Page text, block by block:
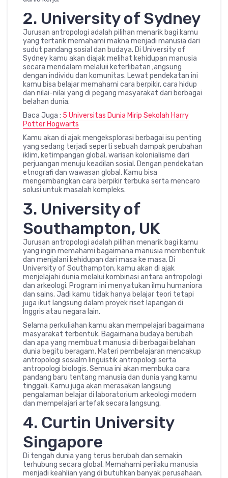
2. University of Sydney
Jurusan antropologi adalah pilihan menarik bagi kamu
yang tertarik memahami makna menjadi manusia dari
sudut pandang sosial dan budaya. Di University of
Sydney kamu akan diajak melihat kehidupan manusia
secara mendalam melaluii keterlibatan ;angsung
dengan individu dan komunitas. Lewat pendekatan ini
kamu bisa belajar memahami cara berpikir, cara hidup
dan nilai-nilai yang di pegang masyarakat dari berbagai
belahan dunia.
Baca Juga : 5 Universitas Dunia Mirip Sekolah Harry
Potter Hogwarts
Kamu akan di ajak mengeksplorasi berbagai isu penting
yang sedang terjadi seperti sebuah dampak perubahan
iklim, ketimpangan global, warisan kolonialisme dari
perjuangan menuju keadilan sosial. Dengan pendekatan
etnografi dan wawasan global. Kamu bisa
mengembangkan cara berpikir terbuka serta mencaro
solusi untuk masalah kompleks.
3. University of
Southampton, UK
Jurusan antropologi adalah pilihan menarik bagi kamu
yang ingin memahami bagaimana manusia membentuk
dan menjalani kehidupan dari masa ke masa. Di
University of Southampton, kamu akan di ajak
menjelajahi dunia melalui kombinasi antara antropologi
dan arkeologi. Program ini menyatukan ilmu humaniora
dan sains. Jadi kamu tidak hanya belajar teori tetapi
juga ikut langsung dalam proyek riset lapangan di
Inggris atau negara lain.
Selama perkuliahan kamu akan mempelajari bagaimana
masyarakat terbentuk. Bagaimana budaya berubah
dan apa yang membuat manusia di berbagai belahan
dunia begitu beragam. Materi pembelajaran mencakup
antropologi sosialm linguistik antropologi serta
antropologi biologis. Semua ini akan membuka cara
pandang baru tentang manusia dan dunia yang kamu
tinggali. Kamu juga akan merasakan langsung
pengalaman belajar di laboratorium arkeologi modern
dan mempelajari artefak secara langsung.
4. Curtin University
Singapore
Di tengah dunia yang terus berubah dan semakin
terhubung secara global. Memahami perilaku manusia
menjadi keahlian yang di butuhkan banyak perusahaan.